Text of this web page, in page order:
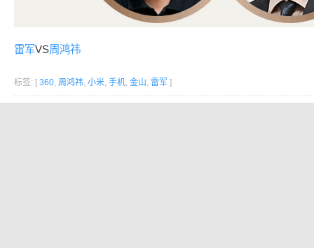
雷军VS周鸿祎
标签: [ 360, 周鸿祎, 小米, 手机, 金山, 雷军 ]